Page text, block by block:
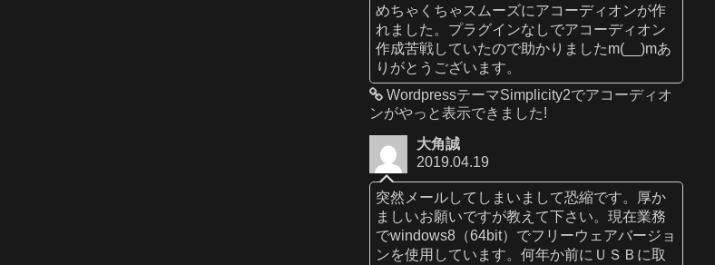
めちゃくちゃスムーズにアコーディオンが作
れました。プラグインなしでアコーディオン
作成苦戦していたので助かりましたm(__)mあ
りがとうございます。
WordpressテーマSimplicity2でアコーディオ
ンがやっと表示できました!
大角誠
2019.04.19
突然メールしてしまいまして恐縮です。厚か
ましいお願いですが教えて下さい。現在業務
でwindows8（64bit）でフリーウェアバージョ
ンを使用しています。何年か前にＵＳＢに取